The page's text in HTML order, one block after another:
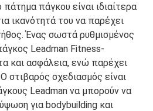
πάγκου είναι ιδιαίτερα
ικανότητά του να παρέχει
Ένας σωστά ρυθμισμένος
Leadman Fitness-
και ασφάλεια, ενώ παρέχει
στιβαρός σχεδιασμός είναι
Leadman να μπορούν να
για bodybuilding και